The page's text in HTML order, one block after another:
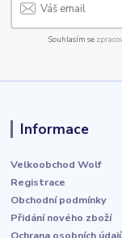
Souhlasím se
Informace
Velkoobchod Wolf
Registrace
Obchodní podmínky
Přidání nového zboží
Ochrana osobních